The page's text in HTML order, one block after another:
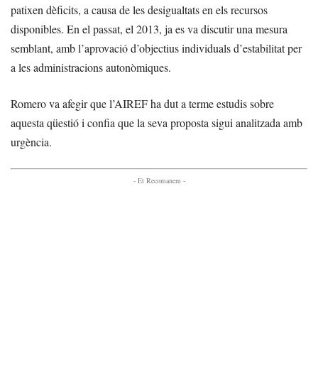
patixen dèficits, a causa de les desigualtats en els recursos
disponibles. En el passat, el 2013, ja es va discutir una mesura
semblant, amb l’aprovació d’objectius individuals d’estabilitat per
a les administracions autonòmiques.
Romero va afegir que l’AIREF ha dut a terme estudis sobre
aquesta qüestió i confia que la seva proposta sigui analitzada amb
urgència.
- Et Recomanem -